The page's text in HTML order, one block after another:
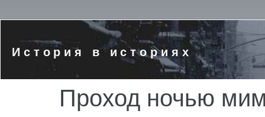
История в историях
Проход ночью